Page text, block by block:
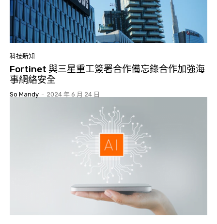
科技新知
Fortinet 與三星重工簽署合作備忘錄合作加強海
事網絡安全
So Mandy - 2024 年 6 月 24 日